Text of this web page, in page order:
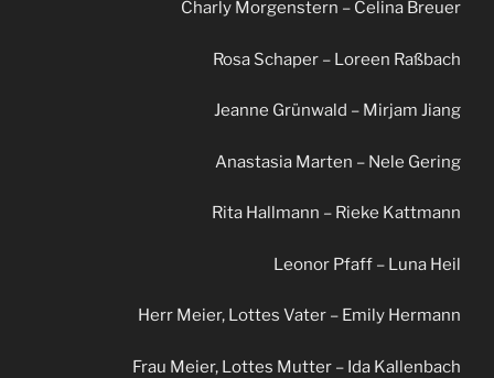
Charly Morgenstern – Celina Breuer
Rosa Schaper – Loreen Raßbach
Jeanne Grünwald – Mirjam Jiang
Anastasia Marten – Nele Gering
Rita Hallmann – Rieke Kattmann
Leonor Pfaff – Luna Heil
Herr Meier, Lottes Vater – Emily Hermann
Frau Meier, Lottes Mutter – Ida Kallenbach